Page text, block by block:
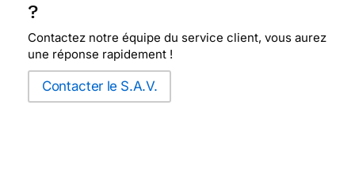
?
Contactez notre équipe du service client, vous aurez
une réponse rapidement !
Contacter le S.A.V.